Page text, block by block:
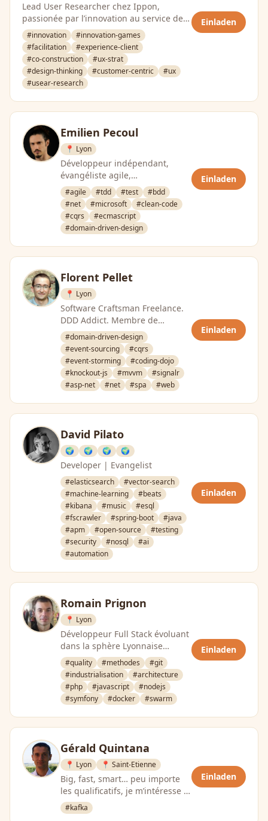
Lead User Researcher chez Ippon,
passionée par l’innovation au service de
l’humain.
#innovation
#innovation-games
#facilitation
#experience-client
#co-construction
#ux-strat
#design-thinking
#customer-centric
#ux
#usear-research
Einladen
Emilien Pecoul
📍 Lyon
Développeur indépendant,
évangéliste agile,
développement Microsoft
#agile #tdd #test
#bdd
#net
#microsoft
#clean-code
#cqrs
#ecmascript
#domain-driven-design
Einladen
Florent Pellet
📍 Lyon
Software Craftsman Freelance.
DDD Addict. Membre de
DevLyon.
#domain-driven-design
#event-sourcing
#cqrs
#event-storming
#coding-dojo
#knockout-js
#mvvm
#signalr
#asp-net
#net #spa #web
Einladen
David Pilato
🌍 🌍 🌍 🌍
Developer | Evangelist
#elasticsearch
#vector-search
#machine-learning
#beats
#kibana
#music
#esql
#fscrawler
#spring-boot
#java
#apm
#open-source
#testing
#security
#nosql
#ai
#automation
Einladen
Romain Prignon
📍 Lyon
Développeur Full Stack évoluant
dans la sphère Lyonnaise
depuis 6ans
#quality #methodes
#git
#industrialisation
#architecture
#php
#javascript
#nodejs
#symfony
#docker #swarm
Einladen
Gérald Quintana
📍 Lyon 📍 Saint-Etienne
Big, fast, smart… peu importe
les qualificatifs, je m’intéresse à
la data, à son traitement et son
…
#kafka
Einladen